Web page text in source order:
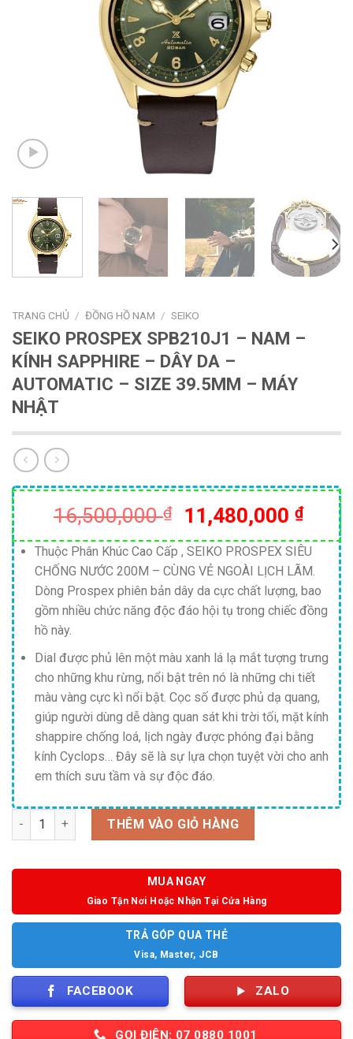
TRANG CHỦ / ĐỒNG HỒ NAM / SEIKO
SEIKO PROSPEX SPB210J1 – NAM –
KÍNH SAPPHIRE – DÂY DA –
AUTOMATIC – SIZE 39.5MM – MÁY
NHẬT
16,500,000₫
Giá
gốc
là:
16,500,000 ₫.
11,480,000 ₫Giá
hiện
tại
là:
Thuộc Phân Khúc Cao Cấp , SEIKO PROSPEX SIÊU
CHỐNG NƯỚC 200M – CÙNG VẺ NGOÀI LỊCH LÃM.
Dòng Prospex phiên bản dây da cực chất lượng, bao
gồm nhiều chức năng độc đáo hội tụ trong chiếc đồng
hồ này.
Dial được phủ lên một màu xanh lá lạ mắt tượng trưng
cho những khu rừng, nổi bật trên nó là những chi tiết
màu vàng cực kì nổi bật. Cọc số được phủ dạ quang,
giúp người dùng dễ dàng quan sát khi trời tối, mặt kính
shappire chống loá, lịch ngày được phóng đại bằng
kính Cyclops… Đây sẽ là sự lựa chọn tuyệt vời cho anh
em thích sưu tầm và sự độc đáo.
Số lượng THÊM VÀO GIỎ HÀNG
MUA NGAY
Giao Tận Nơi Hoặc Nhận Tại Cửa Hàng
TRẢ GÓP QUA THẺ
Visa, Master, JCB
FACEBOOK ZALO
GỌI ĐIỆN: 07 0880 1001